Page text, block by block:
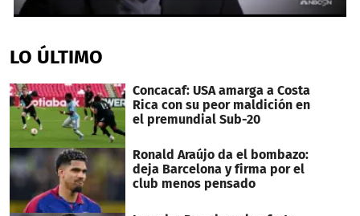
of
41
LO ÚLTIMO
Concacaf: USA amarga a Costa
Rica con su peor maldición en
el premundial Sub-20
Ronald Araújo da el bombazo:
deja Barcelona y firma por el
club menos pensado